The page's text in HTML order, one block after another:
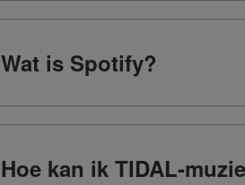
Wat is Spotify?
Hoe kan ik TIDAL-